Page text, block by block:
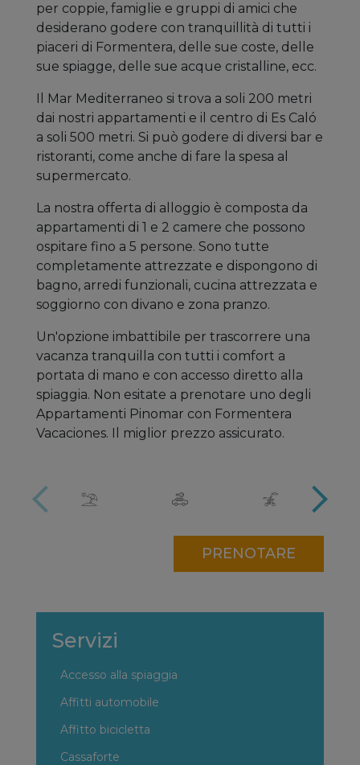
per coppie, famiglie e gruppi di amici che
desiderano godere con tranquillità di tutti i
piaceri di Formentera, delle sue coste, delle
sue spiagge, delle sue acque cristalline, ecc.
Il Mar Mediterraneo si trova a soli 200 metri
dai nostri appartamenti e il centro di Es Caló
a soli 500 metri. Si può godere di diversi bar e
ristoranti, come anche di fare la spesa al
supermercato.
La nostra offerta di alloggio è composta da
appartamenti di 1 e 2 camere che possono
ospitare fino a 5 persone. Sono tutte
completamente attrezzate e dispongono di
bagno, arredi funzionali, cucina attrezzata e
soggiorno con divano e zona pranzo.
Un'opzione imbattibile per trascorrere una
vacanza tranquilla con tutti i comfort a
portata di mano e con accesso diretto alla
spiaggia. Non esitate a prenotare uno degli
Appartamenti Pinomar con Formentera
Vacaciones. Il miglior prezzo assicurato.
PRENOTARE
Servizi
Accesso alla spiaggia
Affitti automobile
Affitto bicicletta
Cassaforte